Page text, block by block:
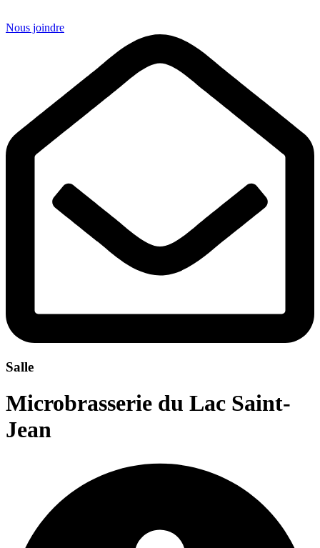
Nous joindre
Salle
Microbrasserie du Lac Saint-
Jean